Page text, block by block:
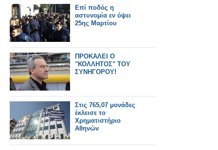
Eπί ποδός η
αστυνομία εν όψει
25ης Μαρτίου
ΠΡΟΚΑΛΕΙ Ο
"ΚΟΛΛΗΤΟΣ" ΤΟΥ
ΣΥΝΗΓΟΡΟΥ!
Στις 765,07 μονάδες
έκλεισε το
Χρηματιστήριο
Αθηνών